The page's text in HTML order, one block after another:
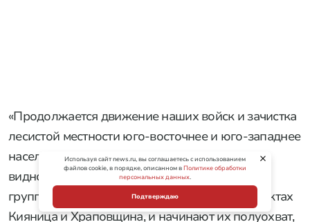
юго-восточнее и юго-западнее населенного
пункта Иволжанское.
Используя сайт news.ru, вы соглашаетесь с использованием
файлов cookie, в порядке, описанном вПолитике обработки
персональных данных.
Подтверждаю